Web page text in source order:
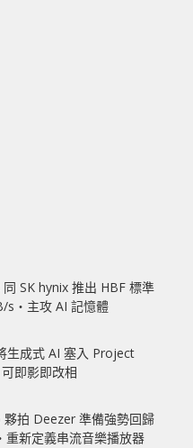
同 SK hynix 推出 HBF 標準
s‧主攻 AI 記憶體
生成式 AI 塞入 Project
即影即改相
夥拍 Deezer 準備強勢回歸
新定義串流音樂播放器